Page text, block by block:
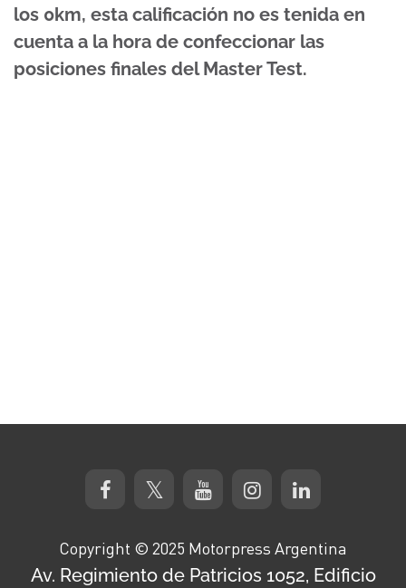
los 0km, esta calificación no es tenida en
cuenta a la hora de confeccionar las
posiciones finales del Master Test.
Copyright © 2025 Motorpress Argentina
Av. Regimiento de Patricios 1052, Edificio